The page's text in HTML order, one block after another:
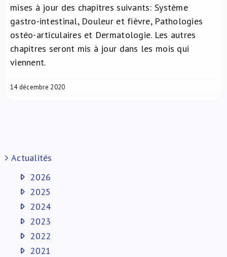
mises à jour des chapitres suivants: Système
gastro-intestinal, Douleur et fièvre, Pathologies
ostéo-articulaires et Dermatologie. Les autres
chapitres seront mis à jour dans les mois qui
viennent.
14 décembre 2020
Actualités
2026
2025
2024
2023
2022
2021